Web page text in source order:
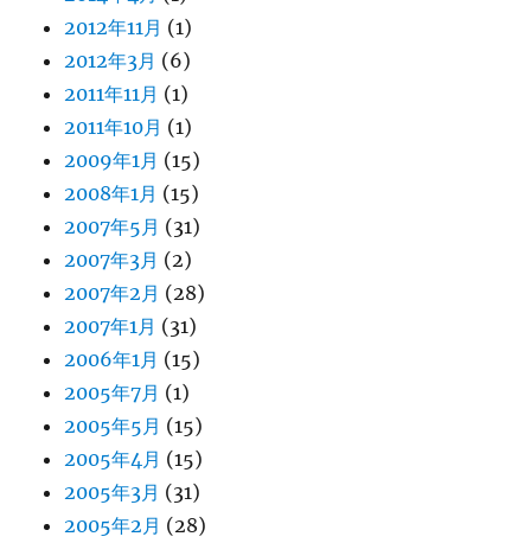
2012年11月 (1)
2012年3月 (6)
2011年11月 (1)
2011年10月 (1)
2009年1月 (15)
2008年1月 (15)
2007年5月 (31)
2007年3月 (2)
2007年2月 (28)
2007年1月 (31)
2006年1月 (15)
2005年7月 (1)
2005年5月 (15)
2005年4月 (15)
2005年3月 (31)
2005年2月 (28)